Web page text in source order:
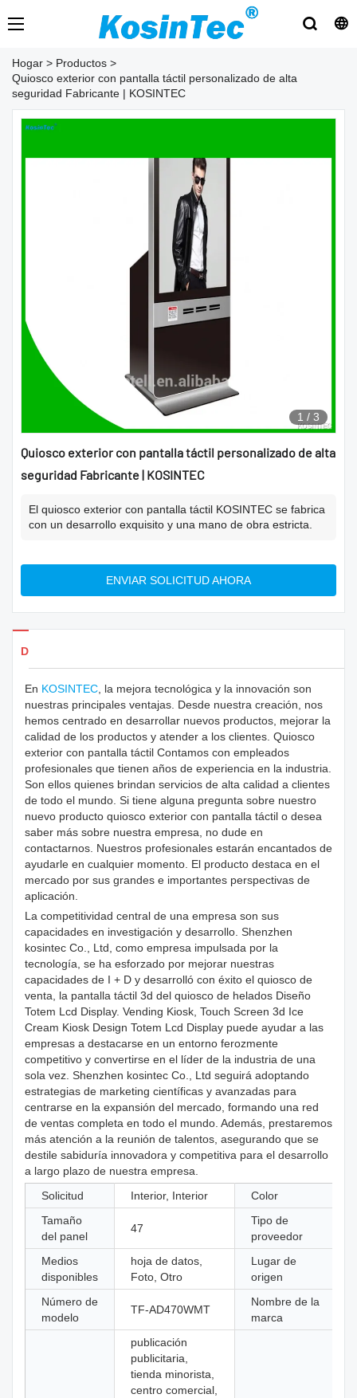
Hogar > Productos >
Quiosco exterior con pantalla táctil personalizado de alta
seguridad Fabricante | KOSINTEC
1 / 3
Quiosco exterior con pantalla táctil personalizado de alta
seguridad Fabricante | KOSINTEC
El quiosco exterior con pantalla táctil KOSINTEC se fabrica
con un desarrollo exquisito y una mano de obra estricta.
ENVIAR SOLICITUD AHORA
Detalles de los productos
En KOSINTEC , la mejora tecnológica y la innovación son
nuestras principales ventajas. Desde nuestra creación, nos
hemos centrado en desarrollar nuevos productos, mejorar la
calidad de los productos y atender a los clientes. Quiosco
exterior con pantalla táctil Contamos con empleados
profesionales que tienen años de experiencia en la industria.
Son ellos quienes brindan servicios de alta calidad a clientes
de todo el mundo. Si tiene alguna pregunta sobre nuestro
nuevo producto quiosco exterior con pantalla táctil o desea
saber más sobre nuestra empresa, no dude en
contactarnos. Nuestros profesionales estarán encantados de
ayudarle en cualquier momento. El producto destaca en el
mercado por sus grandes e importantes perspectivas de
aplicación.
La competitividad central de una empresa son sus
capacidades en investigación y desarrollo. Shenzhen
kosintec Co., Ltd, como empresa impulsada por la
tecnología, se ha esforzado por mejorar nuestras
capacidades de I + D y desarrolló con éxito el quiosco de
venta, la pantalla táctil 3d del quiosco de helados Diseño
Totem Lcd Display. Vending Kiosk, Touch Screen 3d Ice
Cream Kiosk Design Totem Lcd Display puede ayudar a las
empresas a destacarse en un entorno ferozmente
competitivo y convertirse en el líder de la industria de una
sola vez. Shenzhen kosintec Co., Ltd seguirá adoptando
estrategias de marketing científicas y avanzadas para
centrarse en la expansión del mercado, formando una red
de ventas completa en todo el mundo. Además, prestaremos
más atención a la reunión de talentos, asegurando que se
destile sabiduría innovadora y competitiva para el desarrollo
a largo plazo de nuestra empresa.
Solicitud
Interior, Interior Color
Tamaño
del panel
47
Tipo de
proveedor
Medios
disponibles
hoja de datos,
Foto, Otro
Lugar de
origen
Número de
modelo
TF-AD470WMT
Nombre de la
marca
publicación
publicitaria,
tienda minorista,
centro comercial,